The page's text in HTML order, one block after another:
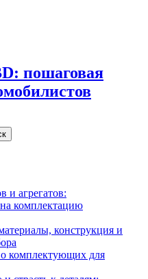
пошаговая
и агрегатов:
комплектацию
конструкция и
о комплектующих для